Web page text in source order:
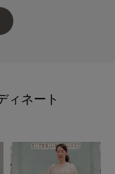
ィネート